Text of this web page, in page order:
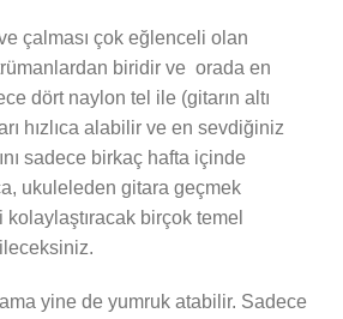
çalması çok eğlenceli olan
biridir ve orada en
dört naylon tel ile (gitarın altı
hızlıca alabilir ve en sevdiğiniz
sadece birkaç hafta içinde
ukuleleden gitara geçmek
birçok temel
yine de yumruk atabilir. Sadece